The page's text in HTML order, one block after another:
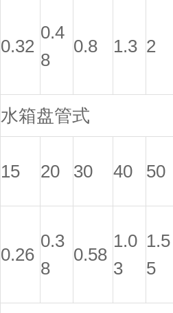
0.32
0.4
8
0.8 1.3 2
水箱盘管式
15 20 30 40 50
0.26
0.3
8
0.58
1.0
3
1.5
5